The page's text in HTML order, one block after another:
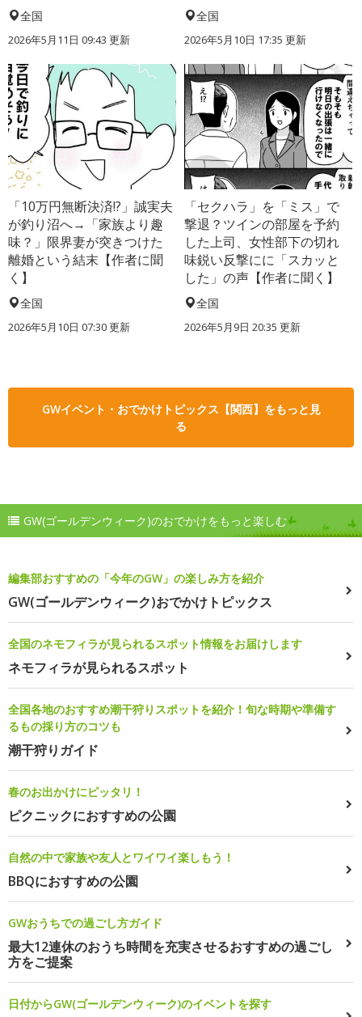
全国
2026年5月11日 09:43 更新
全国
2026年5月10日 17:35 更新
「10万円無断決済!?」誠実夫
が釣り沼へ→「家族より趣
味？」限界妻が突きつけた
離婚という結末【作者に聞
く】
全国
2026年5月10日 07:30 更新
「セクハラ」を「ミス」で
撃退？ツインの部屋を予約
した上司、女性部下の切れ
味鋭い反撃にに「スカッと
した」の声【作者に聞く】
全国
2026年5月9日 20:35 更新
GWイベント・おでかけトピックス【関西】をもっと見
る
GW(ゴールデンウィーク)のおでかけをもっと楽しむ
編集部おすすめの「今年のGW」の楽しみ方を紹介
GW(ゴールデンウィーク)おでかけトピックス
全国のネモフィラが見られるスポット情報をお届けします
ネモフィラが見られるスポット
全国各地のおすすめ潮干狩りスポットを紹介！旬な時期や準備す
るもの採り方のコツも
潮干狩りガイド
春のお出かけにピッタリ！
ピクニックにおすすめの公園
自然の中で家族や友人とワイワイ楽しもう！
BBQにおすすめの公園
GWおうちでの過ごし方ガイド
最大12連休のおうち時間を充実させるおすすめの過ごし
方をご提案
日付からGW(ゴールデンウィーク)のイベントを探す